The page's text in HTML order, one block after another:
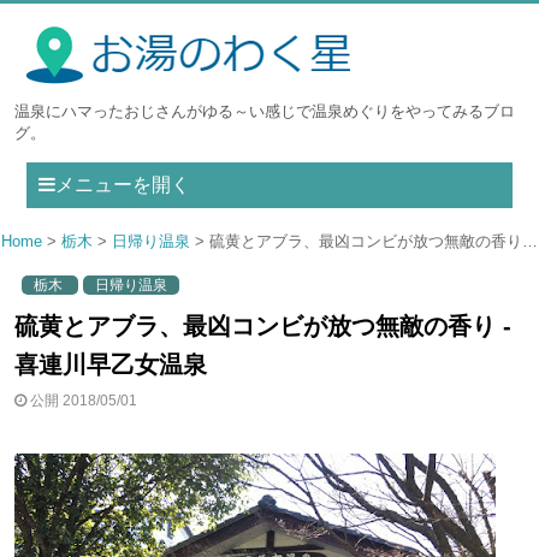
温泉にハマったおじさんがゆる～い感じで温泉めぐりをやってみるブロ
グ。
メニューを開く
Home 栃木 日帰り温泉 硫黄とアブラ、最凶コンビが放つ無敵の香り - 喜連川早乙女温泉
栃木 日帰り温泉
硫黄とアブラ、最凶コンビが放つ無敵の香り -
喜連川早乙女温泉
公開 2018/05/01